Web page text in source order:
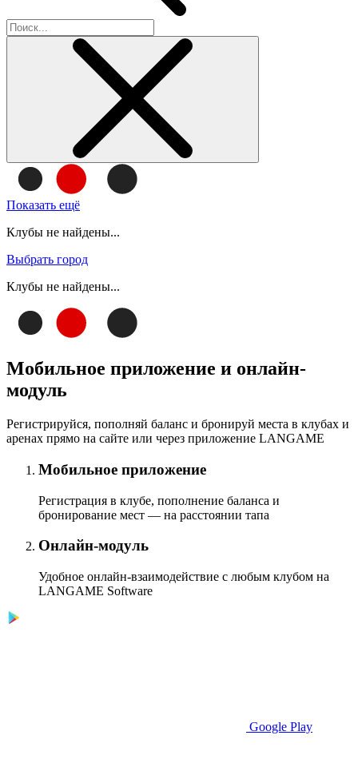
Показать ещё
Клубы не найдены...
Выбрать город
Клубы не найдены...
Мобильное приложение и онлайн-
модуль
Регистрируйся, пополняй баланс и бронируй места в клубах и
аренах прямо на сайте или через приложение LANGAME
Мобильное приложение
Регистрация в клубе, пополнение баланса и
бронирование мест — на расстоянии тапа
Онлайн-модуль
Удобное онлайн-взаимодействие с любым клубом на
LANGAME Software
Google Play